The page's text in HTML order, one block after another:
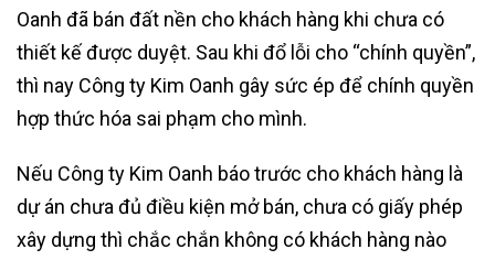
Oanh đã bán đất nền cho khách hàng khi chưa có
thiết kế được duyệt. Sau khi đổ lỗi cho “chính quyền”,
thì nay Công ty Kim Oanh gây sức ép để chính quyền
hợp thức hóa sai phạm cho mình.
Nếu Công ty Kim Oanh báo trước cho khách hàng là
dự án chưa đủ điều kiện mở bán, chưa có giấy phép
xây dựng thì chắc chắn không có khách hàng nào